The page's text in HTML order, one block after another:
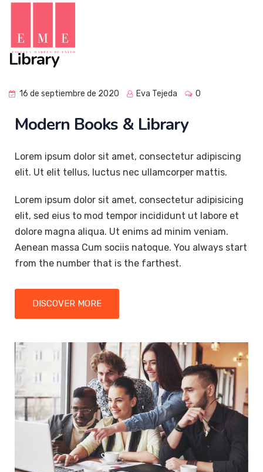
Library
16 de septiembre de 2020 Eva Tejeda 0
Modern Books & Library
Lorem ipsum dolor sit amet, consectetur adipiscing
elit. Ut elit tellus, luctus nec ullamcorper mattis.
Lorem ipsum dolor sit amet, consectetur adipisicing
elit, sed eius to mod tempor incididunt ut labore et
dolore magna aliqua. Ut enims ad minim veniam.
Aenean massa Cum sociis natoque. You always start
from the number that is the farthest.
DISCOVER MORE